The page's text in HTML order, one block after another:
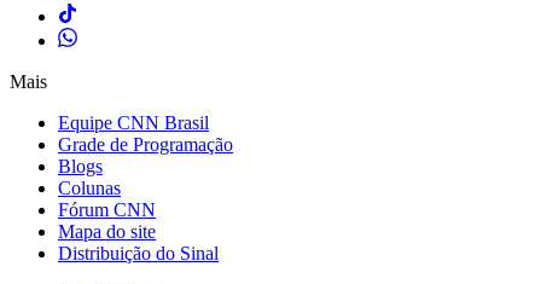
Mais
Equipe CNN Brasil
Grade de Programação
Blogs
Colunas
Fórum CNN
Mapa do site
Distribuição do Sinal